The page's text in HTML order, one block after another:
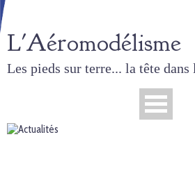
L'Aéromodélisme
Les pieds sur terre... la tête dans